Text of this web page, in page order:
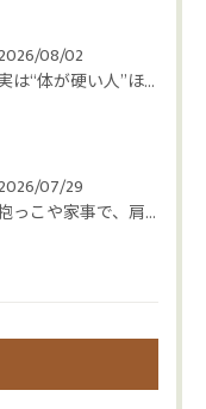
08/02
【実は“体が硬い人”ほど疲れやすい😳】
07/29
【抱っこや家事で、肩・腰つらくなっていませんか？👶💦】